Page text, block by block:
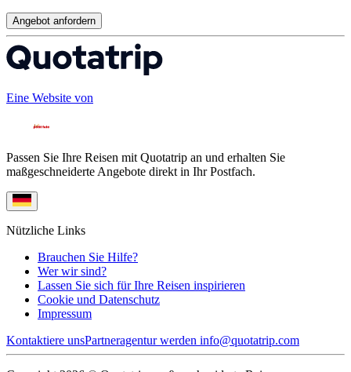
Angebot anfordern
Eine Website von
Passen Sie Ihre Reisen mit Quotatrip an und erhalten Sie
maßgeschneiderte Angebote direkt in Ihr Postfach.
Nützliche Links
Brauchen Sie Hilfe?
Wer wir sind?
Lassen Sie sich für Ihre Reisen inspirieren
Cookie und Datenschutz
Impressum
Kontaktiere unsPartneragentur werden info@quotatrip.com